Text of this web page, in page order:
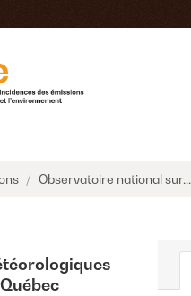
Observatoire national sur...